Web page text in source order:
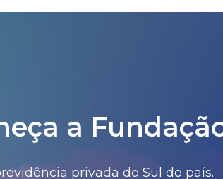
a
privada do Sul do país.